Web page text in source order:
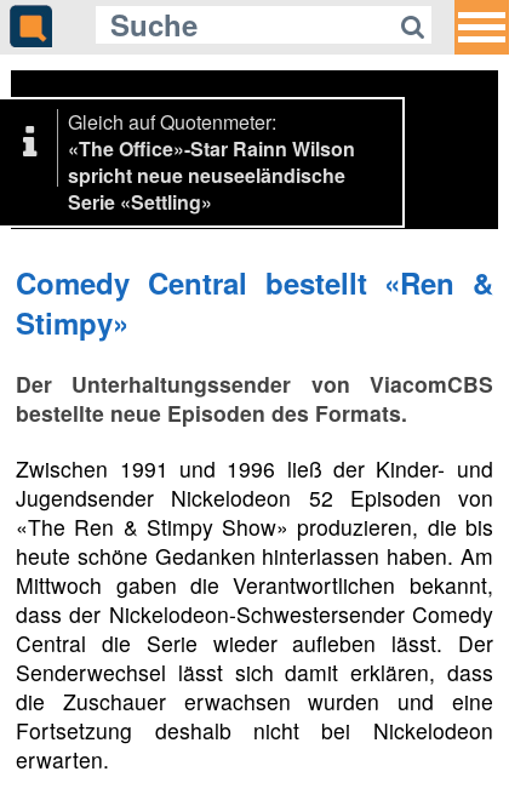
Gleich auf Quotenmeter:
«The Office»-Star Rainn Wilson
spricht neue neuseeländische
Serie «Settling»
Comedy Central bestellt «Ren &
Stimpy»
Der Unterhaltungssender von ViacomCBS
bestellte neue Episoden des Formats.
Zwischen 1991 und 1996 ließ der Kinder- und
Jugendsender Nickelodeon 52 Episoden von
«The Ren & Stimpy Show» produzieren, die bis
heute schöne Gedanken hinterlassen haben. Am
Mittwoch gaben die Verantwortlichen bekannt,
dass der Nickelodeon-Schwestersender Comedy
Central die Serie wieder aufleben lässt. Der
Senderwechsel lässt sich damit erklären, dass
die Zuschauer erwachsen wurden und eine
Fortsetzung deshalb nicht bei Nickelodeon
erwarten.